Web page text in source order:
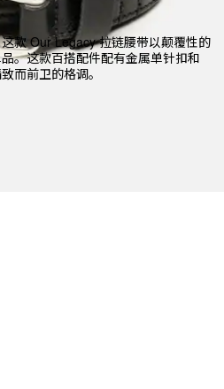
款 Our Legacy 拉链腰带以颠覆性的
。这款百搭配件配有金属单针扣和
而前卫的格调。